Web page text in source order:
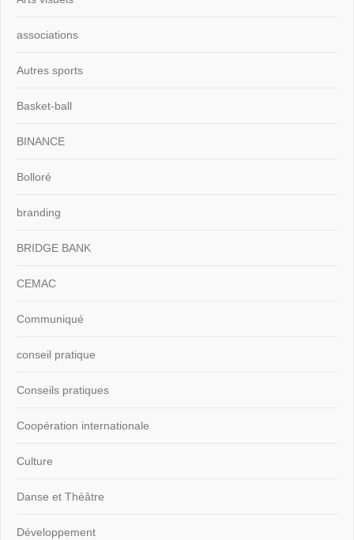
associations
Autres sports
Basket-ball
BINANCE
Bolloré
branding
BRIDGE BANK
CEMAC
Communiqué
conseil pratique
Conseils pratiques
Coopération internationale
Culture
Danse et Théâtre
Développement